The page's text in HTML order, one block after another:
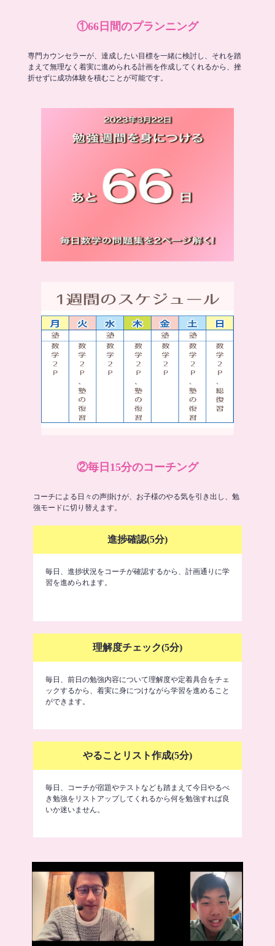
①66日間のプランニング
専門カウンセラーが、達成したい目標を一緒に検討し、それを踏
まえて無理なく着実に進められる計画を作成してくれるから、挫
折せずに成功体験を積むことが可能です。
②毎日15分のコーチング
コーチによる日々の声掛けが、お子様のやる気を引き出し、勉
強モードに切り替えます。
進捗確認(5分)
毎日、進捗状況をコーチが確認するから、計画通りに学
習を進められます。
理解度チェック(5分)
毎日、前日の勉強内容について理解度や定着具合をチェ
ックするから、着実に身につけながら学習を進めること
ができます。
やることリスト作成(5分)
毎日、コーチが宿題やテストなども踏まえて今日やるべ
き勉強をリストアップしてくれるから何を勉強すれば良
いか迷いません。